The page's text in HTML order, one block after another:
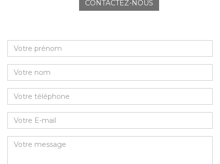
CONTACTEZ-NOUS